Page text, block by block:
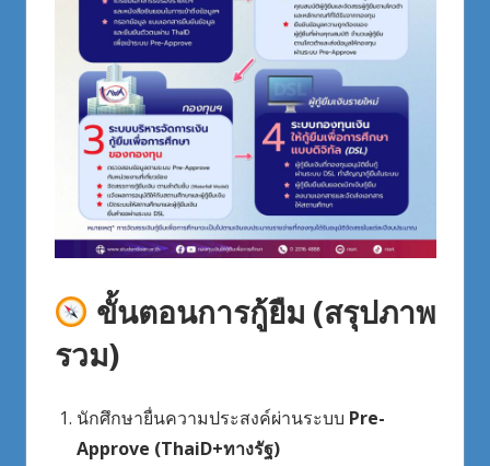
ขั้นตอนการกู้ยืม (สรุปภาพ
รวม)
นักศึกษายื่นความประสงค์ผ่านระบบ Pre-
Approve (ThaiD+ทางรัฐ)